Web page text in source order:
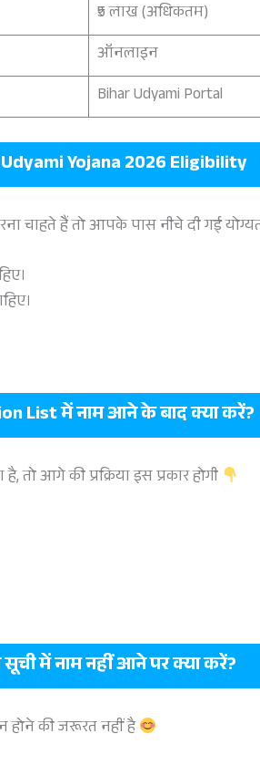
₹5 लाख (अधिकतम)
ऑनलाइन
Bihar Udyami Portal
Yojana 2026 Eligibility
चाहते हैं तो आपके पास नीचे दी गई
List में नाम आने के बाद क्या करें?
आगे की प्रक्रिया इस प्रकार होगी
में नाम नहीं आने पर क्या करें?
होने की जरूरत नहीं है